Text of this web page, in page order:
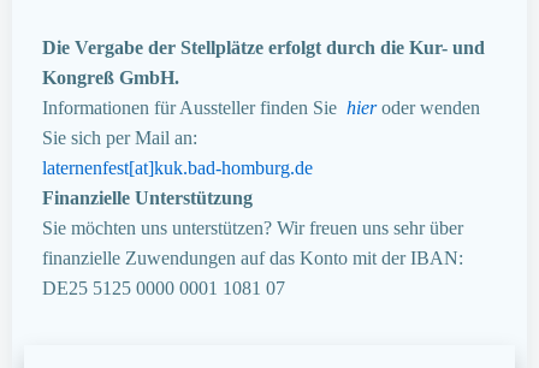
Die Vergabe der Stellplätze erfolgt durch die Kur- und
Kongreß GmbH.
Informationen für Aussteller finden Sie hieroder wenden
Sie sich per Mail an:
laternenfest[at]kuk.bad-homburg.de
Finanzielle Unterstützung
Sie möchten uns unterstützen? Wir freuen uns sehr über
finanzielle Zuwendungen auf das Konto mit der IBAN:
DE25 5125 0000 0001 1081 07